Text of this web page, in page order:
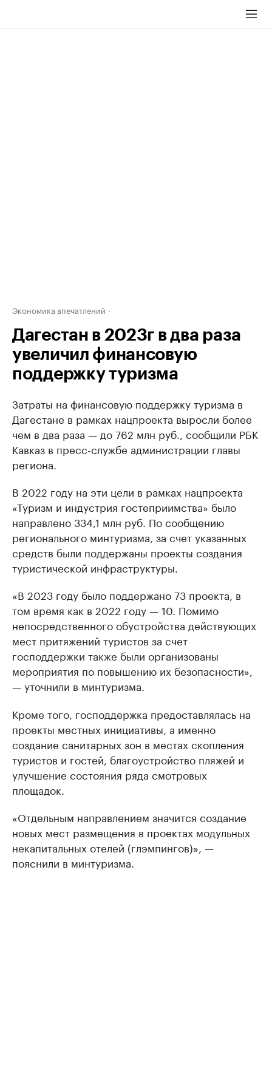
Экономика впечатлений
Дагестан в 2023г в два раза
увеличил финансовую
поддержку туризма
Затраты на финансовую поддержку туризма в
Дагестане в рамках нацпроекта выросли более
чем в два раза — до 762 млн руб., сообщили РБК
Кавказ в пресс-службе администрации главы
региона.
В 2022 году на эти цели в рамках нацпроекта
«Туризм и индустрия гостеприимства» было
направлено 334,1 млн руб. По сообщению
регионального минтуризма, за счет указанных
средств были поддержаны проекты создания
туристической инфраструктуры.
«В 2023 году было поддержано 73 проекта, в
том время как в 2022 году — 10. Помимо
непосредственного обустройства действующих
мест притяжений туристов за счет
господдержки также были организованы
мероприятия по повышению их безопасности»,
— уточнили в минтуризма.
Кроме того, господдержка предоставлялась на
проекты местных инициативы, а именно
создание санитарных зон в местах скопления
туристов и гостей, благоустройство пляжей и
улучшение состояния ряда смотровых
площадок.
«Отдельным направлением значится создание
новых мест размещения в проектах модульных
некапитальных отелей (глэмпингов)», —
пояснили в минтуризма.